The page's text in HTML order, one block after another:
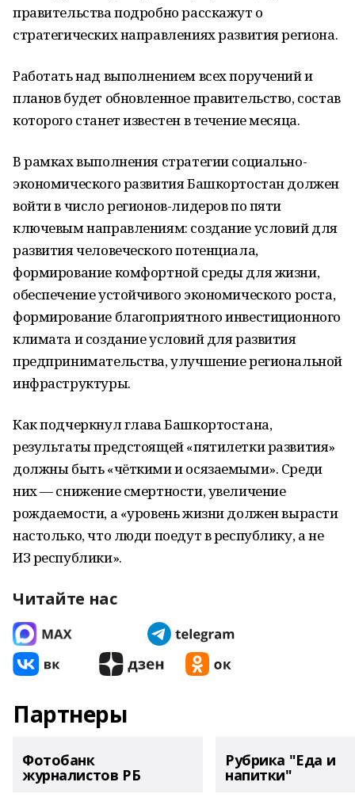
правительства подробно расскажут о
стратегических направлениях развития региона.
Работать над выполнением всех поручений и
планов будет обновленное правительство, состав
которого станет известен в течение месяца.
В рамках выполнения стратегии социально-
экономического развития Башкортостан должен
войти в число регионов-лидеров по пяти
ключевым направлениям: создание условий для
развития человеческого потенциала,
формирование комфортной среды для жизни,
обеспечение устойчивого экономического роста,
формирование благоприятного инвестиционного
климата и создание условий для развития
предпринимательства, улучшение региональной
инфраструктуры.
Как подчеркнул глава Башкортостана,
результаты предстоящей «пятилетки развития»
должны быть «чёткими и осязаемыми». Среди
них — снижение смертности, увеличение
рождаемости, а «уровень жизни должен вырасти
настолько, что люди поедут в республику, а не
ИЗ республики».
Читайте нас
Партнеры
Фотобанк
журналистов РБ
Рубрика "Еда и
напитки"